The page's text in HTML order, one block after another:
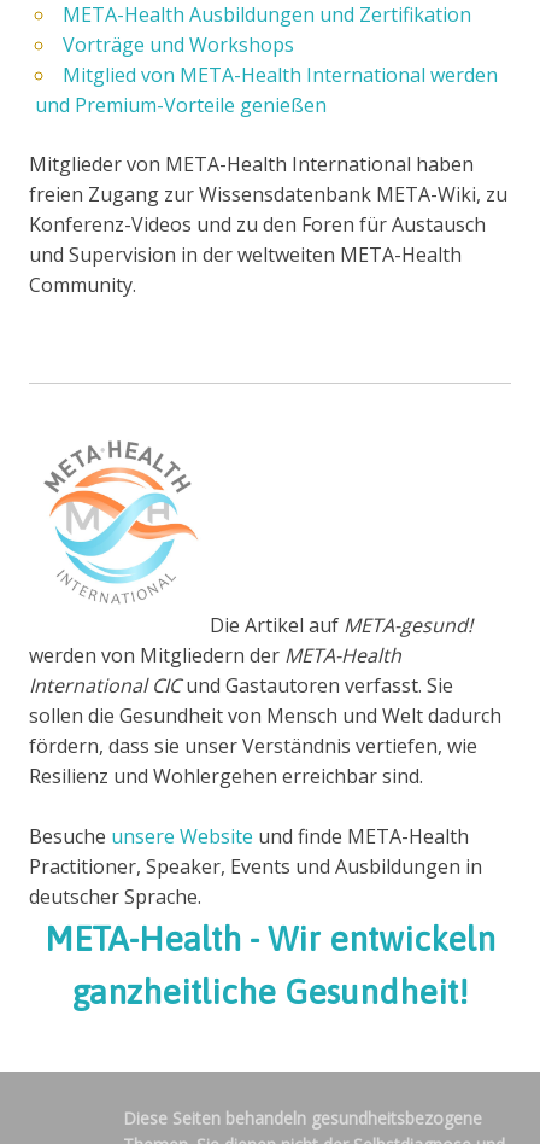
META-Health Ausbildungen und Zertifikation
Vorträge und Workshops
Mitglied von META-Health International werden
und Premium-Vorteile genießen
Mitglieder von META-Health International haben
freien Zugang zur Wissensdatenbank META-Wiki, zu
Konferenz-Videos und zu den Foren für Austausch
und Supervision in der weltweiten META-Health
Community.
Die Artikel auf META-gesund!
werden von Mitgliedern der META-Health
International CICund Gastautoren verfasst. Sie
sollen die Gesundheit von Mensch und Welt dadurch
fördern, dass sie unser Verständnis vertiefen, wie
Resilienz und Wohlergehen erreichbar sind.
Besuche unsere Website und finde META-Health
Practitioner, Speaker, Events und Ausbildungen in
deutscher Sprache.
META-Health - Wir entwickeln
ganzheitliche Gesundheit!
Diese Seiten behandeln gesundheitsbezogene